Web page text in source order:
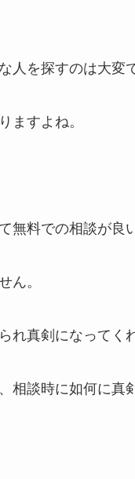
人を探すのは大変
ますよね。
無料での相談が良
ん。
れ真剣になってく
相談時に如何に真